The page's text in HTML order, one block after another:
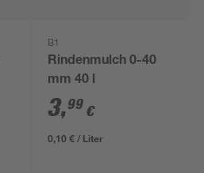
B1
Rindenmulch 0-40
mm 40 l
3,99 €
0,10 € / Liter